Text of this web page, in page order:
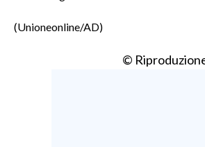
(Unioneonline/AD)
©